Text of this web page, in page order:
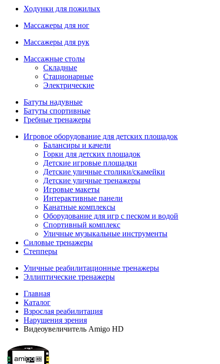
Ходунки для пожилых
Массажеры для ног
Массажеры для рук
Массажные столы
Складные
Стационарные
Электрические
Батуты надувные
Батуты спортивные
Гребные тренажеры
Игровое оборудование для детских площадок
Балансиры и качели
Горки для детских площадок
Детские игровые площадки
Детские уличные столики/скамейки
Детские уличные тренажеры
Игровые макеты
Интерактивные панели
Канатные комплексы
Оборудование для игр с песком и водой
Спортивный комплекс
Уличные музыкальные инструменты
Силовые тренажеры
Степперы
Уличные реабилитационные тренажеры
Эллиптические тренажеры
Главная
Каталог
Взрослая реабилитация
Нарушения зрения
Видеоувеличитель Amigo HD